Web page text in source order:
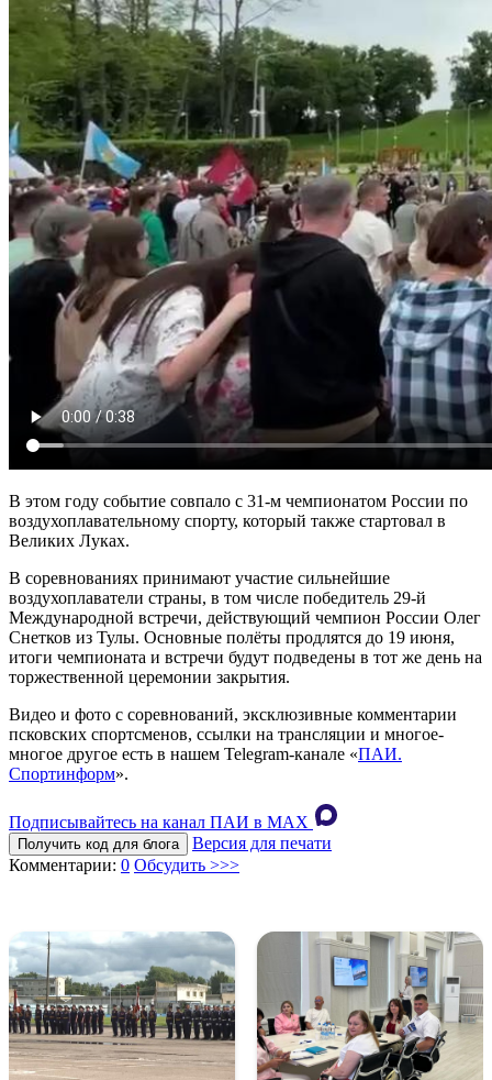
В этом году событие совпало с 31-м чемпионатом России по
воздухоплавательному спорту, который также стартовал в
Великих Луках.
В соревнованиях принимают участие сильнейшие
воздухоплаватели страны, в том числе победитель 29-й
Международной встречи, действующий чемпион России Олег
Снетков из Тулы. Основные полёты продлятся до 19 июня,
итоги чемпионата и встречи будут подведены в тот же день на
торжественной церемонии закрытия.
Видео и фото с соревнований, эксклюзивные комментарии
псковских спортсменов, ссылки на трансляции и многое-
многое другое есть в нашем Telegram-канале «ПАИ.
Спортинформ».
Подписывайтесь на канал ПАИ в MAХ
Получить код для блога
Версия для печати
Комментарии: 0 Обсудить >>>